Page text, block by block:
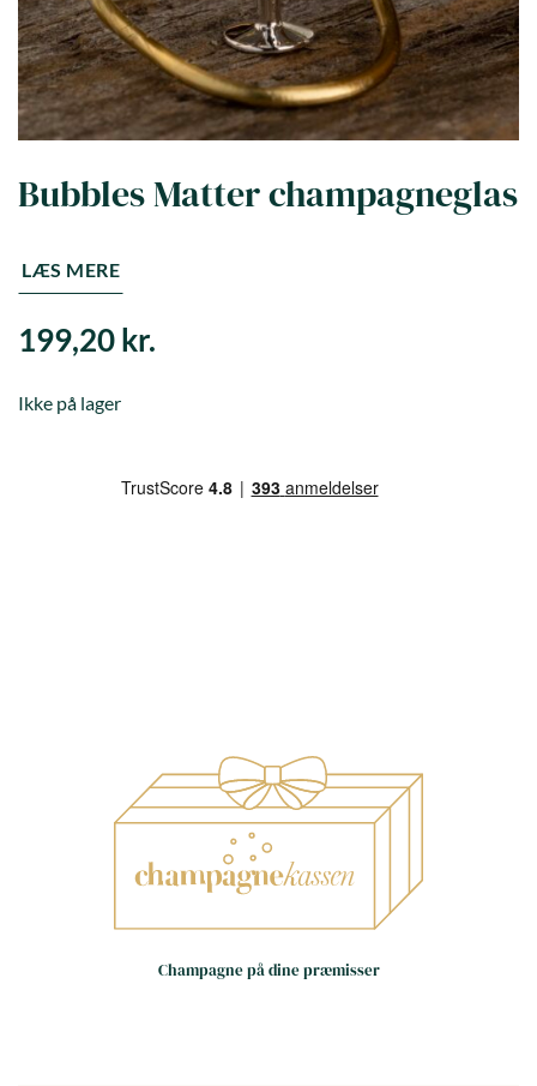
Bubbles Matter champagneglas
LÆS MERE
199,20kr.
Ikke på lager
Champagne på dine præmisser
Håndværk frem for